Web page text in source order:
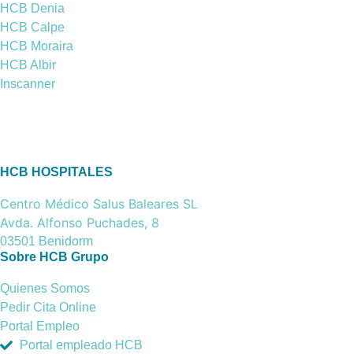
HCB Denia
HCB Calpe
HCB Moraira
HCB Albir
Inscanner
HCB HOSPITALES
Centro Médico Salus Baleares SL
Avda. Alfonso Puchades, 8
03501 Benidorm
Sobre HCB Grupo
Quienes Somos
Pedir Cita Online
Portal Empleo
Portal empleado HCB